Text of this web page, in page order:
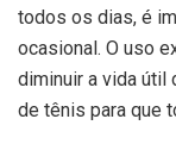
todos os dias, é
ocasional. O uso
diminuir a vida útil
de tênis para que